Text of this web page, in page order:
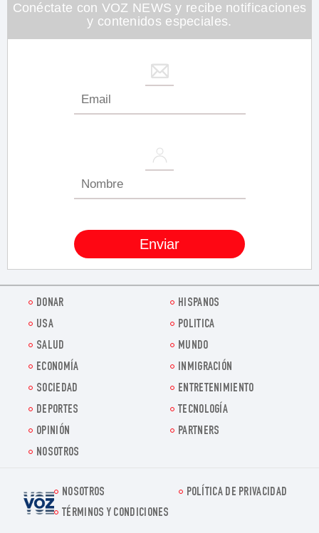
Conéctate con VOZ NEWS y recibe notificaciones
y contenidos especiales.
DONAR
HISPANOS
USA
POLITICA
SALUD
MUNDO
ECONOMÍA
INMIGRACIÓN
SOCIEDAD
ENTRETENIMIENTO
DEPORTES
TECNOLOGÍA
OPINIÓN
PARTNERS
NOSOTROS
Voz.us
NOSOTROS
POLÍTICA DE PRIVACIDAD
TÉRMINOS Y CONDICIONES